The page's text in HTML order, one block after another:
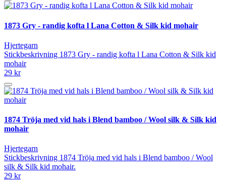
1873 Gry - randig kofta l Lana Cotton & Silk kid mohair
Hjertegarn
Stickbeskrivning 1873 Gry - randig kofta l Lana Cotton & Silk kid
mohair
29 kr
1874 Tröja med vid hals i Blend bamboo / Wool silk & Silk kid
mohair
Hjertegarn
Stickbeskrivning 1874 Tröja med vid hals i Blend bamboo / Wool
silk & Silk kid mohair.
29 kr